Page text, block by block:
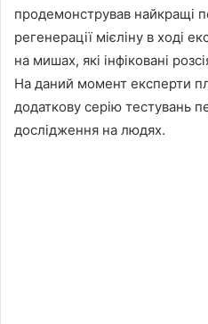
продемонстрував найкращі
регенерації мієліну в ході
на мишах, які інфіковані
На даний момент експерти
додаткову серію тестувань
дослідження на людях.